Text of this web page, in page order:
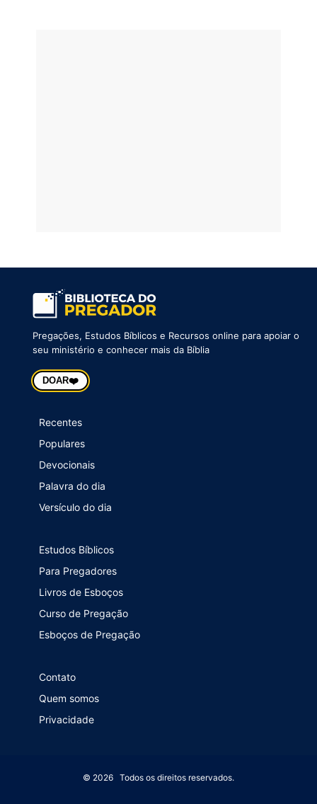
Pregações, Estudos Bíblicos e Recursos online para apoiar o
seu ministério e conhecer mais da Bíblia
DOAR❤️
Recentes
Populares
Devocionais
Palavra do dia
Versículo do dia
Estudos Bíblicos
Para Pregadores
Livros de Esboços
Curso de Pregação
Esboços de Pregação
Contato
Quem somos
Privacidade
© 2026 Todos os direitos reservados.